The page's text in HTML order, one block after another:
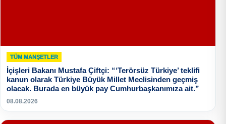
TÜM MANŞETLER
İçişleri Bakanı Mustafa Çiftçi: “‘Terörsüz Türkiye’ teklifi
kanun olarak Türkiye Büyük Millet Meclisinden geçmiş
olacak. Burada en büyük pay Cumhurbaşkanımıza ait.”
08.08.2026